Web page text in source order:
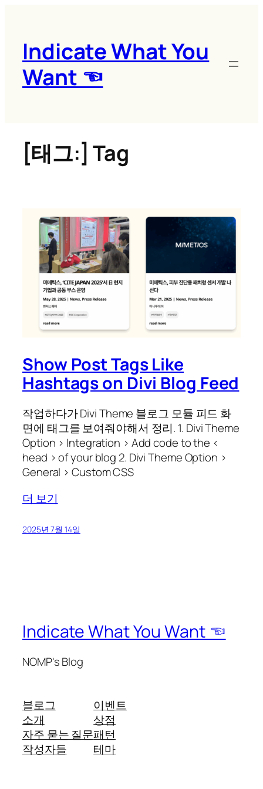
Indicate What You
Want ☜
[태그:]Tag
Show Post Tags Like
Hashtags on Divi Blog Feed
작업하다가 Divi Theme 블로그 모듈 피드 화
면에 태그를 보여줘야해서 정리. 1. Divi Theme
Option > Integration > Add code to the <
head > of your blog 2. Divi Theme Option >
General > Custom CSS
더 보기
2025년 7월 14일
Indicate What You Want ☜
NOMP's Blog
블로그
소개
자주 묻는 질문
작성자들
이벤트
상점
패턴
테마